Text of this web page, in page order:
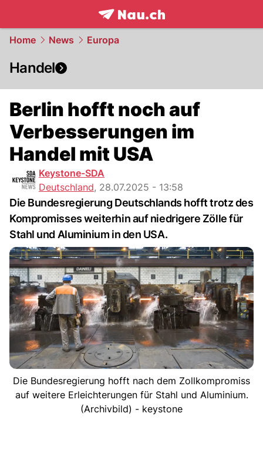
frontpage.NAU.ch
Home News Europa
Handel
Berlin hofft noch auf
Verbesserungen im
Handel mit USA
Keystone-SDA
Deutschland, 28.07.2025 - 13:58
Die Bundesregierung Deutschlands hofft trotz des
Kompromisses weiterhin auf niedrigere Zölle für
Stahl und Aluminium in den USA.
Die Bundesregierung hofft nach dem Zollkompromiss
auf weitere Erleichterungen für Stahl und Aluminium.
(Archivbild) - keystone